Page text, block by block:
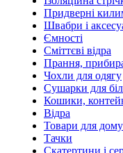
Придверні
Швабри і
Ємності
Сміттєві відра
Прання,
Чохли для одягу
Сушарки для
Кошики,
Відра
Товари для дому
Тачки
Скатертини і